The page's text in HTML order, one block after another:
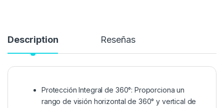
Description Reseñas
Protección Integral de 360°: Proporciona un
rango de visión horizontal de 360° y vertical de